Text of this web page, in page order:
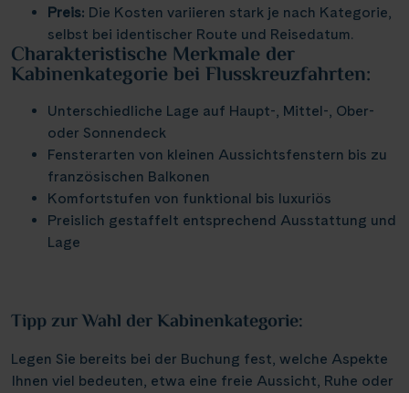
WhatsAppHotline +49 30 346 456 950CH
Preis: Die Kosten variieren stark je nach Kategorie,
selbst bei identischer Route und Reisedatum.
Charakteristische Merkmale der
Kabinenkategorie bei Flusskreuzfahrten:
Unterschiedliche Lage auf Haupt-, Mittel-, Ober-
oder Sonnendeck
Fensterarten von kleinen Aussichtsfenstern bis zu
französischen Balkonen
Komfortstufen von funktional bis luxuriös
Preislich gestaffelt entsprechend Ausstattung und
Lage
Tipp zur Wahl der Kabinenkategorie:
Legen Sie bereits bei der Buchung fest, welche Aspekte
Ihnen viel bedeuten, etwa eine freie Aussicht, Ruhe oder
Saar(9)
Seine, Oise & Schelde(5)
Spree(5)
Weser, Ems & Hunte(1)
Weser, Ems-/ Mittellandkanal
Saarschleife(10)
Schiffshebewerk Niederfinow(15)
Schiffshebewerk Scharnebeck(6)
Schloss Heidelberg (6)
Schloss Sanssouci(9)
Schloss Schönbrunn(1)
Schlögener Schlinge (2)
St. Georgs-Arm
Stralsund(4)
Stuttgart(1)
Valence
Würzburg(2)
Speyer(1)
Bonn(1)